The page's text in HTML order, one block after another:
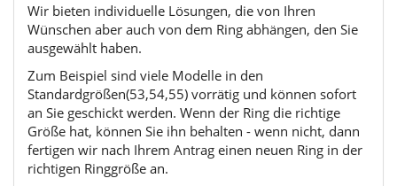
Wir bieten individuelle Lösungen, die von Ihren
Wünschen aber auch von dem Ring abhängen, den Sie
ausgewählt haben.
Zum Beispiel sind viele Modelle in den
Standardgrößen(53,54,55) vorrätig und können sofort
an Sie geschickt werden. Wenn der Ring die richtige
Größe hat, können Sie ihn behalten - wenn nicht, dann
fertigen wir nach Ihrem Antrag einen neuen Ring in der
richtigen Ringgröße an.